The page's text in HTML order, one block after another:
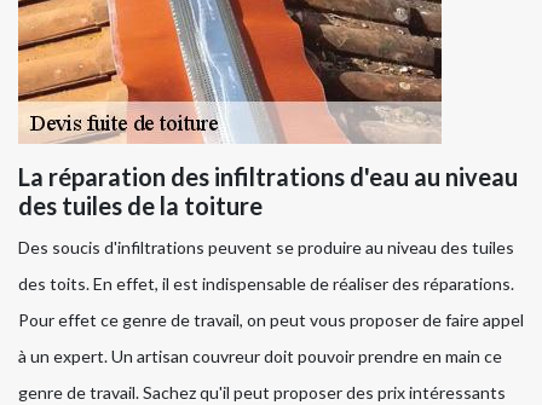
La réparation des infiltrations d'eau au niveau
des tuiles de la toiture
Des soucis d'infiltrations peuvent se produire au niveau des tuiles
des toits. En effet, il est indispensable de réaliser des réparations.
Pour effet ce genre de travail, on peut vous proposer de faire appel
à un expert. Un artisan couvreur doit pouvoir prendre en main ce
genre de travail. Sachez qu'il peut proposer des prix intéressants